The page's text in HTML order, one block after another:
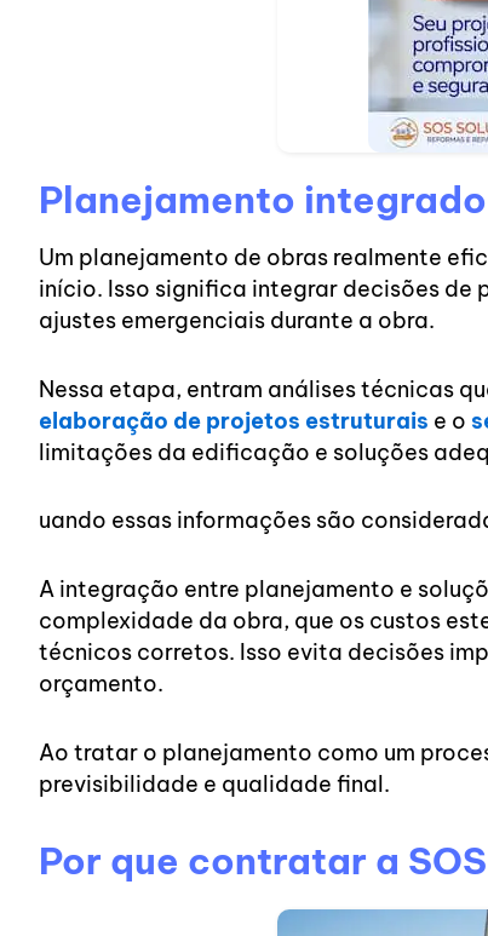
Planejamento
Um planejamento de obras realmente
início. Isso significa integrar decisões
ajustes emergenciais durante a obra.
Nessa etapa, entram análises técnicas
elaboração de projetos estruturais e o
limitações da edificação e soluções
uando essas informações são
A integração entre planejamento e
complexidade da obra, que os custos
técnicos corretos. Isso evita decisões
orçamento.
Ao tratar o planejamento como um
previsibilidade e qualidade final.
Por que contratar a